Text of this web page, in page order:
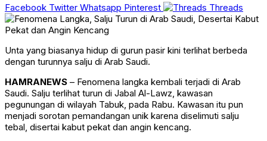
Facebook Twitter Whatsapp Pinterest Threads
Unta yang biasanya hidup di gurun pasir kini terlihat berbeda
dengan turunnya salju di Arab Saudi.
HAMRANEWS – Fenomena langka kembali terjadi di Arab
Saudi. Salju terlihat turun di Jabal Al-Lawz, kawasan
pegunungan di wilayah Tabuk, pada Rabu. Kawasan itu pun
menjadi sorotan pemandangan unik karena diselimuti salju
tebal, disertai kabut pekat dan angin kencang.